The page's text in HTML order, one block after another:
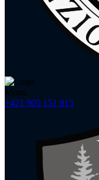
Menu
+421 905 151 815